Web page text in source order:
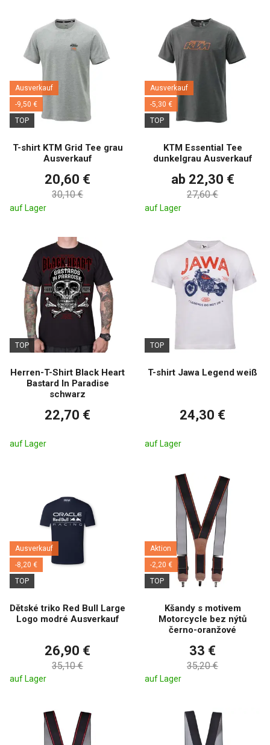
Ausverkauf
-9,50 €
TOP
T-shirt KTM Grid Tee grau
Ausverkauf
20,60 €
30,10 €
auf Lager
Ausverkauf
-5,30 €
TOP
KTM Essential Tee
dunkelgrau Ausverkauf
ab 22,30 €
27,60 €
auf Lager
TOP
Herren-T-Shirt Black Heart
Bastard In Paradise
schwarz
22,70 €
auf Lager
TOP
T-shirt Jawa Legend weiß
24,30 €
auf Lager
Ausverkauf
-8,20 €
TOP
Dětské triko Red Bull Large
Logo modré Ausverkauf
26,90 €
35,10 €
auf Lager
Aktion
-2,20 €
TOP
Kšandy s motivem
Motorcycle bez nýtů
černo-oranžové
33 €
35,20 €
auf Lager